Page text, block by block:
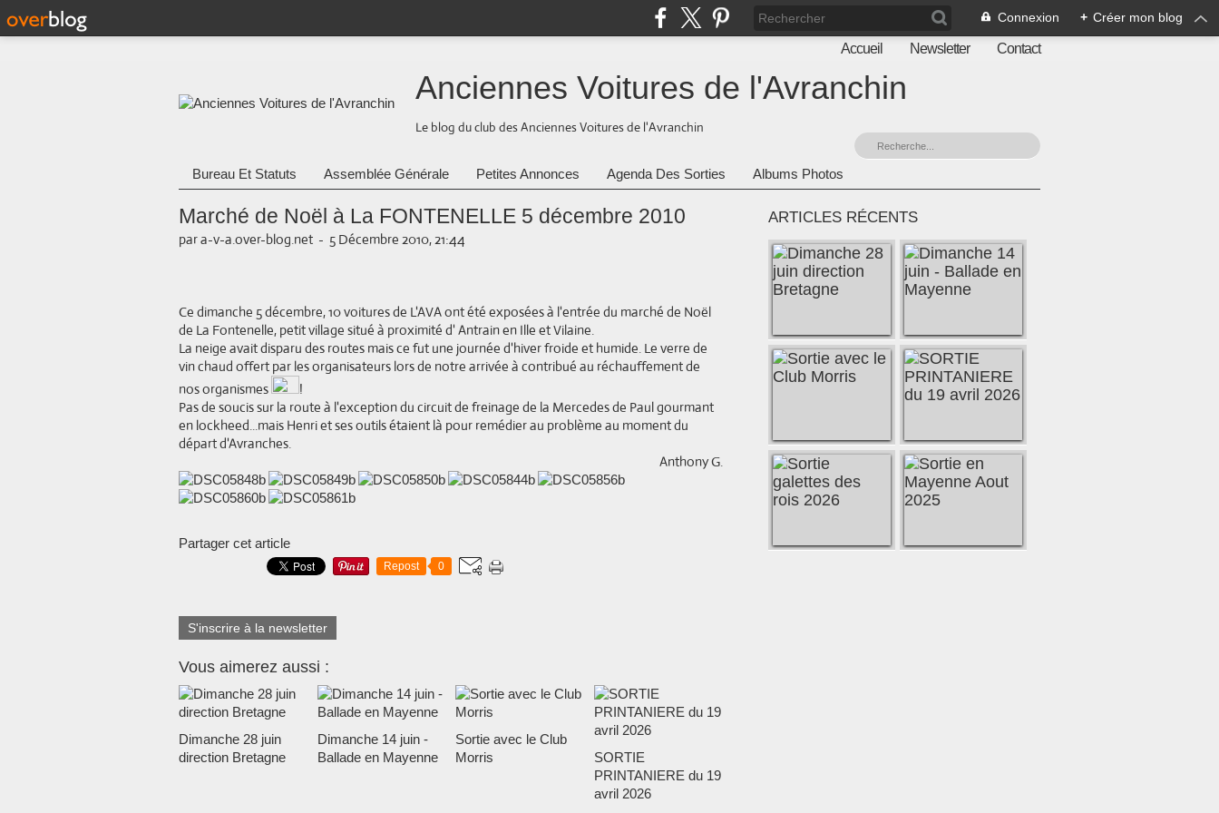
Connexion + Créer mon blog
Accueil Newsletter Contact
Anciennes Voitures de l'Avranchin
Le blog du club des Anciennes Voitures de l'Avranchin
Bureau Et Statuts Assemblée Générale Petites Annonces Agenda Des Sorties Albums Photos
Marché de Noël à La FONTENELLE 5 décembre 2010
par a-v-a.over-blog.net - 5 Décembre 2010, 21:44
Ce dimanche 5 décembre, 10 voitures de L'AVA ont été exposées à l'entrée du marché de Noël
de La Fontenelle, petit village situé à proximité d' Antrain en Ille et Vilaine.
La neige avait disparu des routes mais ce fut une journée d'hiver froide et humide. Le verre de
vin chaud offert par les organisateurs lors de notre arrivée à contribué au réchauffement de
nos organismes
!
Pas de soucis sur la route à l'exception du circuit de freinage de la Mercedes de Paul gourmant
en lockheed...mais Henri et ses outils étaient là pour remédier au problème au moment du
départ d'Avranches.
Anthony G.
Partager cet article
Repost 0
S'inscrire à la newsletter
Vous aimerez aussi :
Dimanche 28 juin
direction Bretagne
Dimanche 14 juin -
Ballade en Mayenne
Sortie avec le Club
Morris
SORTIE
PRINTANIERE du 19
avril 2026
ARTICLES RÉCENTS